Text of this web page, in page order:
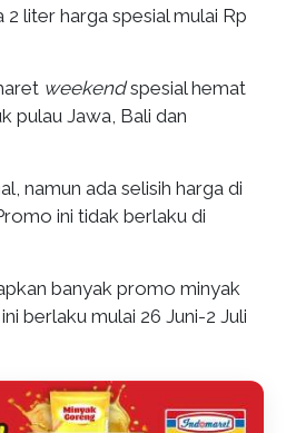
2 liter harga spesial mulai Rp
weekendspesial hemat
pulau Jawa, Bali dan
namun ada selisih harga di
ini tidak berlaku di
banyak promo minyak
berlaku mulai 26 Juni-2 Juli